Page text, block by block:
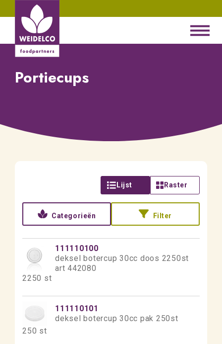
Portiecups
Lijst Raster
Categorieën Filter
111110100
deksel botercup 30cc doos 2250st
art 442080
2250 st
111110101
deksel botercup 30cc pak 250st
250 st